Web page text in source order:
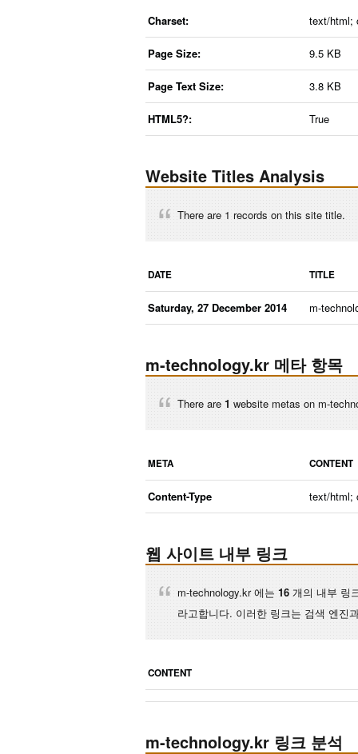
Charset: text/html;
Page Size: 9.5 KB
Page Text Size: 3.8 KB
HTML5?: True
Website Titles Analysis
There are 1 records on this site title.
DATE TITLE
Saturday, 27 December 2014 m-
m-technology.kr 메타 항목
There are 1 website metas on m-
META CONTENT
Content-Type text/html;
웹 사이트 내부 링크
m-technology.kr 에는 16 개의 내부 링
라고합니다. 이러한 링크는 검색 엔진
CONTENT
m-technology.kr 링크 분석